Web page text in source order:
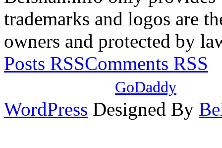
trademarks and logos are
owners and protected by
Posts RSSComments RSS
GoDaddy
WordPress Designed By